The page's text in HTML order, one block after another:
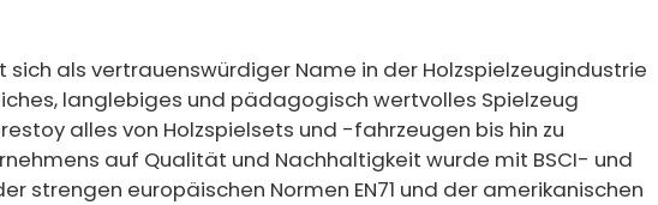
als vertrauenswürdiger Name in der Holzspielzeugindustrie
langlebiges und pädagogisch wertvolles Spielzeug
alles von Holzspielsets und -fahrzeugen bis hin zu
auf Qualität und Nachhaltigkeit wurde mit BSCI- und
strengen europäischen Normen EN71 und der amerikanischen